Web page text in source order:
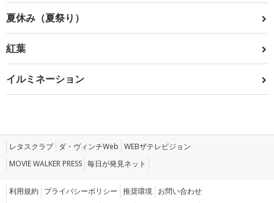
夏休み（夏祭り）
紅葉
イルミネーション
レタスクラブ ダ・ヴィンチWeb WEBザテレビジョン
MOVIE WALKER PRESS 毎日が発見ネット
利用規約 プライバシーポリシー 推奨環境 お問い合わせ